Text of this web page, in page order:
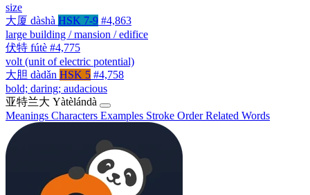
size
大厦 dàshà HSK 7-9 #4,863
large building / mansion / edifice
伏特 fútè #4,775
volt (unit of electric potential)
大胆 dàdǎn HSK 5 #4,758
bold; daring; audacious
亚特兰大 Yàtèlándà
Meanings Characters Examples Stroke OrderRelated Words